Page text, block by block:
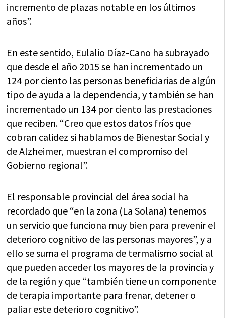
incremento de plazas notable en los últimos
años”.
En este sentido, Eulalio Díaz-Cano ha subrayado
que desde el año 2015 se han incrementado un
124 por ciento las personas beneficiarias de algún
tipo de ayuda a la dependencia, y también se han
incrementado un 134 por ciento las prestaciones
que reciben. “Creo que estos datos fríos que
cobran calidez si hablamos de Bienestar Social y
de Alzheimer, muestran el compromiso del
Gobierno regional”.
El responsable provincial del área social ha
recordado que “en la zona (La Solana) tenemos
un servicio que funciona muy bien para prevenir el
deterioro cognitivo de las personas mayores”, y a
ello se suma el programa de termalismo social al
que pueden acceder los mayores de la provincia y
de la región y que “también tiene un componente
de terapia importante para frenar, detener o
paliar este deterioro cognitivo”.